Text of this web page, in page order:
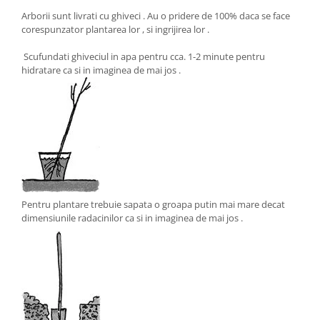
Arborii sunt livrati cu ghiveci . Au o pridere de 100% daca se face
corespunzator plantarea lor , si ingrijirea lor .
Scufundati ghiveciul in apa pentru cca. 1-2 minute pentru
hidratare ca si in imaginea de mai jos .
Pentru plantare trebuie sapata o groapa putin mai mare decat
dimensiunile radacinilor ca si in imaginea de mai jos .